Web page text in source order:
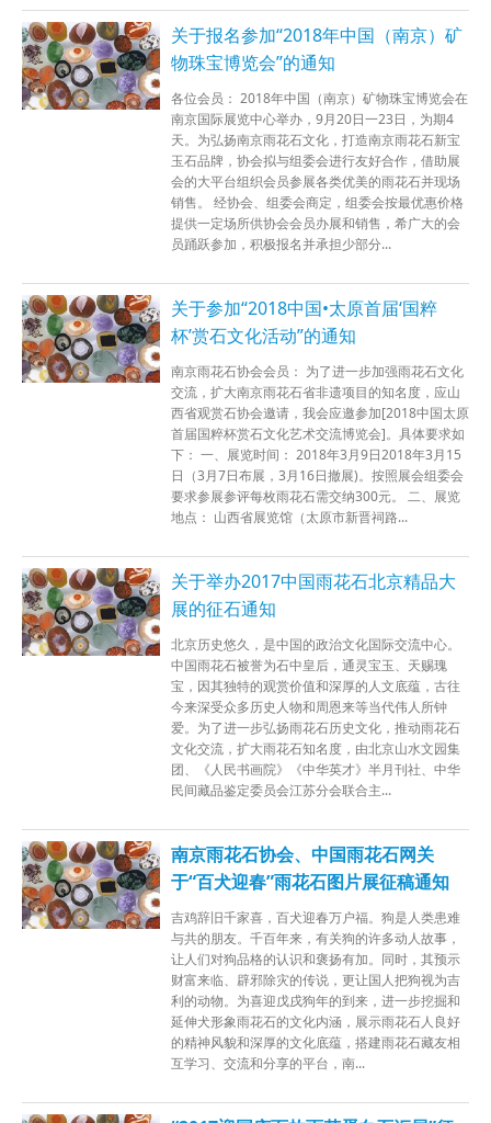
关于报名参加“2018年中国（南京）矿
物珠宝博览会”的通知
各位会员： 2018年中国（南京）矿物珠宝博览会在
南京国际展览中心举办，9月20日一23日，为期4
天。为弘扬南京雨花石文化，打造南京雨花石新宝
玉石品牌，协会拟与组委会进行友好合作，借助展
会的大平台组织会员参展各类优美的雨花石并现场
销售。 经协会、组委会商定，组委会按最优惠价格
提供一定场所供协会会员办展和销售，希广大的会
员踊跃参加，积极报名并承担少部分...
关于参加“2018中国•太原首届‘国粹
杯’赏石文化活动”的通知
南京雨花石协会会员： 为了进一步加强雨花石文化
交流，扩大南京雨花石省非遗项目的知名度，应山
西省观赏石协会邀请，我会应邀参加[2018中国太原
首届国粹杯赏石文化艺术交流博览会]。具体要求如
下： 一、展览时间： 2018年3月9日2018年3月15
日（3月7日布展，3月16日撤展)。按照展会组委会
要求参展参评每枚雨花石需交纳300元。 二、展览
地点： 山西省展览馆（太原市新晋祠路...
关于举办2017中国雨花石北京精品大
展的征石通知
北京历史悠久，是中国的政治文化国际交流中心。
中国雨花石被誉为石中皇后，通灵宝玉、天赐瑰
宝，因其独特的观赏价值和深厚的人文底蕴，古往
今来深受众多历史人物和周恩来等当代伟人所钟
爱。为了进一步弘扬雨花石历史文化，推动雨花石
文化交流，扩大雨花石知名度，由北京山水文园集
团、《人民书画院》《中华英才》半月刊社、中华
民间藏品鉴定委员会江苏分会联合主...
南京雨花石协会、中国雨花石网关
于“百犬迎春”雨花石图片展征稿通知
吉鸡辞旧千家喜，百犬迎春万户福。狗是人类患难
与共的朋友。千百年来，有关狗的许多动人故事，
让人们对狗品格的认识和褒扬有加。同时，其预示
财富来临、辟邪除灾的传说，更让国人把狗视为吉
利的动物。为喜迎戊戌狗年的到来，进一步挖掘和
延伸犬形象雨花石的文化内涵，展示雨花石人良好
的精神风貌和深厚的文化底蕴，搭建雨花石藏友相
互学习、交流和分享的平台，南...